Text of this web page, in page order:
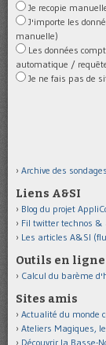
Je recopie
J'importe les
manuelle)
Les données
automatique /
Je ne fais pas de
Archive des sondages
Liens A&SI
Blog du projet
Fil twitter technos &
Les articles A&SI
Outils en ligne
Calcul du barème
Sites amis
Actualité du monde
Ateliers Magiques,
Découvrir la Basse-